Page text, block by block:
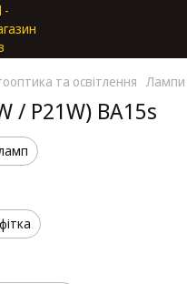
та освітлення Лампи
/ P21W) BA15s